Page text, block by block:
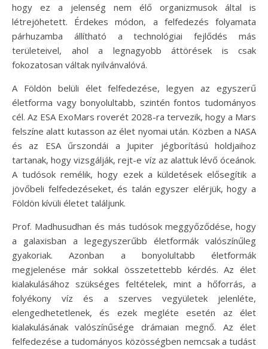
hogy ez a jelenség nem élő organizmusok által is
létrejöhetett. Érdekes módon, a felfedezés folyamata
párhuzamba állítható a technológiai fejlődés más
területeivel, ahol a legnagyobb áttörések is csak
fokozatosan váltak nyilvánvalóvá.
A Földön belüli élet felfedezése, legyen az egyszerű
életforma vagy bonyolultabb, szintén fontos tudományos
cél. Az ESA ExoMars roverét 2028-ra tervezik, hogy a Mars
felszíne alatt kutasson az élet nyomai után. Közben a NASA
és az ESA űrszondái a Jupiter jégborítású holdjaihoz
tartanak, hogy vizsgálják, rejt-e víz az alattuk lévő óceánok.
A tudósok remélik, hogy ezek a küldetések elősegítik a
jövőbeli felfedezéseket, és talán egyszer elérjük, hogy a
Földön kívüli életet találjunk.
Prof. Madhusudhan és más tudósok meggyőződése, hogy
a galaxisban a legegyszerűbb életformák valószínűleg
gyakoriak. Azonban a bonyolultabb életformák
megjelenése már sokkal összetettebb kérdés. Az élet
kialakulásához szükséges feltételek, mint a hőforrás, a
folyékony víz és a szerves vegyületek jelenléte,
elengedhetetlenek, és ezek megléte esetén az élet
kialakulásának valószínűsége drámaian megnő. Az élet
felfedezése a tudományos közösségben nemcsak a tudást